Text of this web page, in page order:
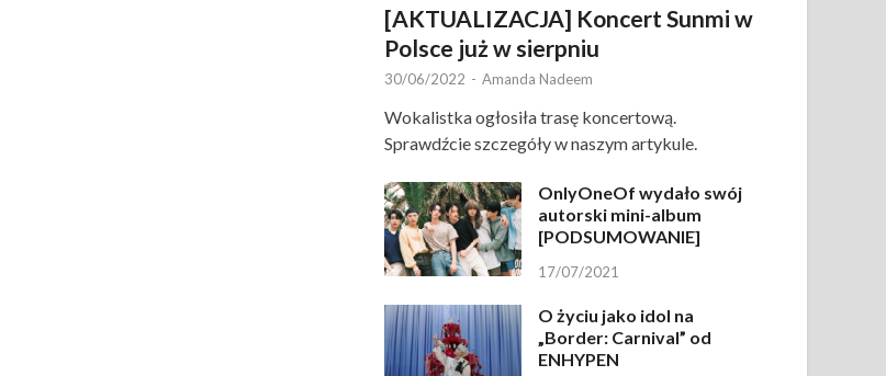
[AKTUALIZACJA] Koncert Sunmi w
Polsce już w sierpniu
30/06/2022 - Amanda Nadeem
Wokalistka ogłosiła trasę koncertową.
Sprawdźcie szczegóły w naszym artykule.
OnlyOneOf wydało swój
autorski mini-album
[PODSUMOWANIE]
17/07/2021
O życiu jako idol na
„Border: Carnival” od
ENHYPEN